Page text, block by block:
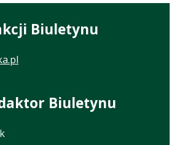
Biuletynu
Biuletynu